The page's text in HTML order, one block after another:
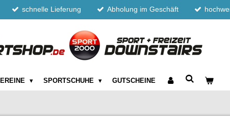
schnelle Lieferung Abholung im Geschäft
SPORTSCHUHE GUTSCHEINE